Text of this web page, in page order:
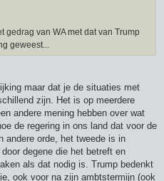
gedrag van WA met dat van Trump
geweest...
maar dat je de situaties met
zijn. Het is op meerdere
andere mening hebben over wat
de regering in ons land dat voor de
andere orde, het tweede is in
degene die het betreft en
als dat nodig is. Trump bedenkt
ook voor na zijn ambtstermijn (ook